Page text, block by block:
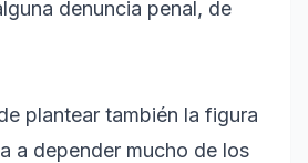
denuncia penal, de
plantear también la figura
a depender mucho de los